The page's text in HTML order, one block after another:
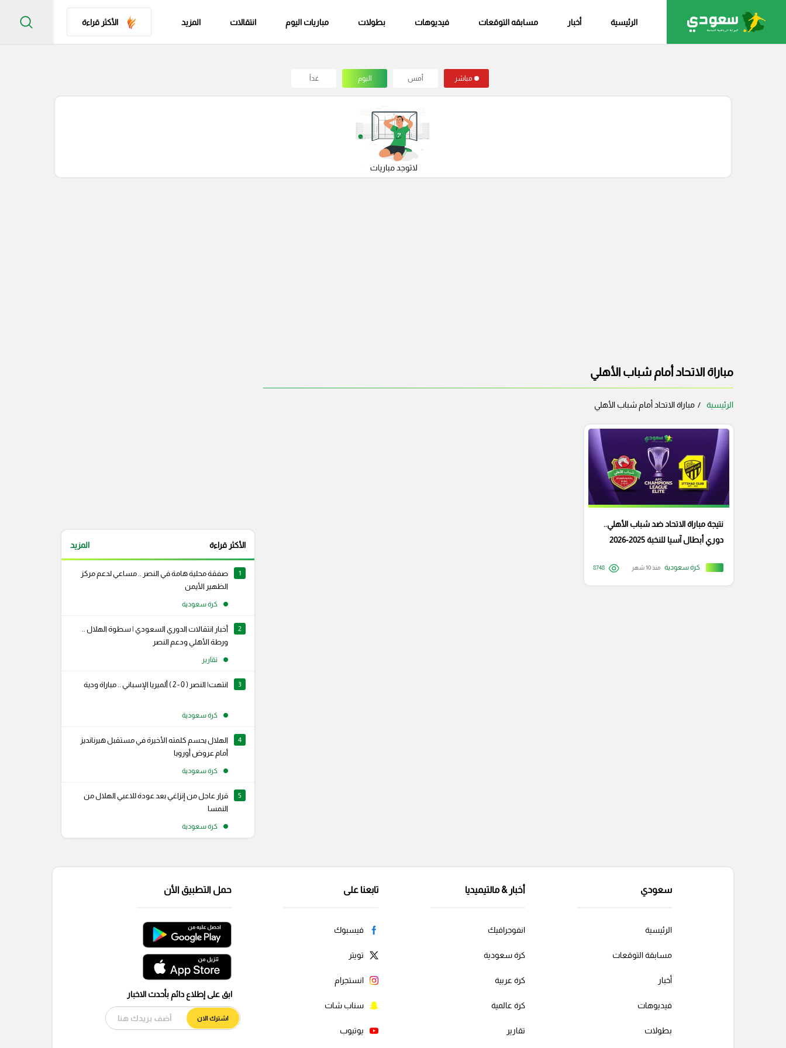
الرئيسية أخبار مسابقه التوقعات فيديوهات بطولات مباريات اليوم انتقالات المزيد الأكثر قراءة
مباشر أمس اليوم غداً
مباراة الاتحاد أمام شباب الأهلي
الرئيسية مباراة الاتحاد أمام شباب الأهلي
كرة سعودية
نتيجة مباراة الاتحاد ضد شباب الأهلي..
دوري أبطال آسيا للنخبة 2025-2026
منذ 10 شهر 8748
الأكثر قراءة المزيد
1
صفقة محلية هامة في النصر .. مساعي لدعم مركز
الظهير الأيمن
كرة سعودية
2
أخبار انتقالات الدوري السعودي | سطوة الهلال ..
ورطة الأهلي ودعم النصر
تقارير
3 انتهت| النصر ( 0 - 2 ) ألميريا الإسباني .. مباراة ودية
كرة سعودية
4
الهلال يحسم كلمته الأخيرة في مستقبل هيرنانديز
أمام عروض أوروبا
كرة سعودية
5
قرار عاجل من إنزاغي بعد عودة للاعبي الهلال من
النمسا
كرة سعودية
سعودي
الرئيسية
مسابقة التوقعات
أخبار
فيديوهات
بطولات
أخبار & مالتيميديا
انفوجرافيك
كرة سعودية
كرة عربية
كرة عالمية
تقارير
تابعنا على
فيسبوك
تويتر
انستجرام
سناب شات
يوتيوب
حمل التطبيق الأن
ابق على إطلاع دائم بأحدث الاخبار
اشترك الان